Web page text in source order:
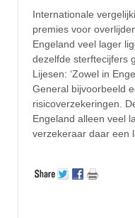
Internationale
premies voor
Engeland veel lager
dezelfde sterftecijfers
Lijesen: ‘Zowel in
General bijvoorbeeld
risicoverzekeringen.
Engeland alleen veel
verzekeraar daar een